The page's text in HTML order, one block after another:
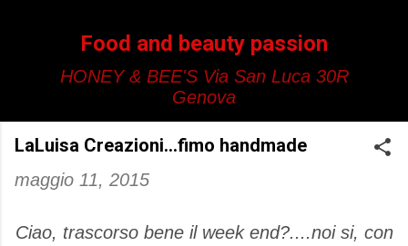
Food and beauty passion
HONEY & BEE'S Via San Luca 30R
Genova
LaLuisa Creazioni...fimo handmade
maggio 11, 2015
Ciao, trascorso bene il week end?....noi si, con